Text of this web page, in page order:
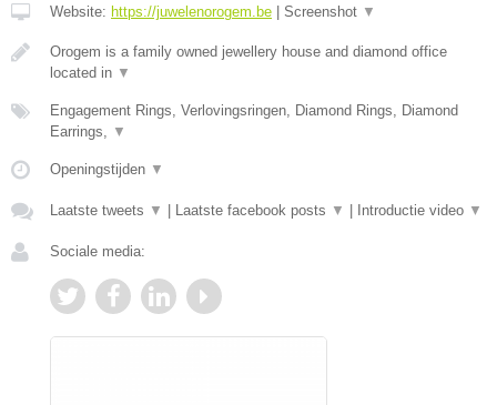
Website: https://juwelenorogem.be Screenshot ▼
Orogem is a family owned jewellery house and diamond office
located in ▼
Engagement Rings, Verlovingsringen, Diamond Rings, Diamond
Earrings, ▼
Openingstijden ▼
Laatste tweets ▼ Laatste facebook posts ▼ Introductie video ▼
Sociale media: